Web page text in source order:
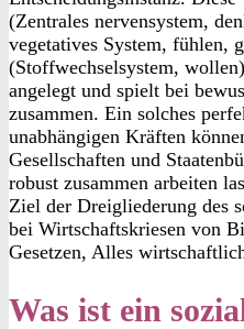
(Zentrales nervensystem,
vegetatives System, fühlen,
(Stoffwechselsystem,
angelegt und spielt bei
zusammen. Ein solches
unabhängigen Kräften
Gesellschaften und
robust zusammen arbeiten
Ziel der Dreigliederung des
bei Wirtschaftskriesen von
Gesetzen, Alles
Was ist ein